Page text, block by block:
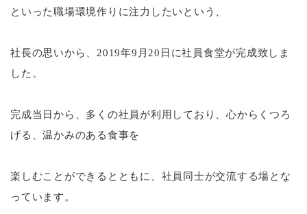
といった職場環境作りに注力したいという、
社長の思いから、 2019年9 月 20 日に社員食堂が完成致しま
した。
完成当日から、多くの社員が利用しており、心からくつろ
げる、温かみのある食事を
楽しむことができるとともに、社員同士が交流する場とな
っています。